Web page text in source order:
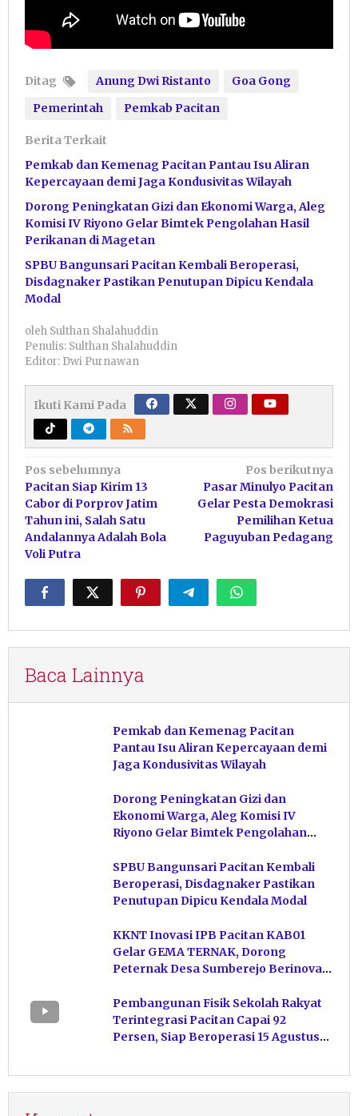
Ditag Anung Dwi Ristanto
Goa Gong
Pemerintah
Pemkab Pacitan
Berita Terkait
Pemkab dan Kemenag Pacitan Pantau Isu Aliran
Kepercayaan demi Jaga Kondusivitas Wilayah
Dorong Peningkatan Gizi dan Ekonomi Warga, Aleg
Komisi IV Riyono Gelar Bimtek Pengolahan Hasil
Perikanan di Magetan
SPBU Bangunsari Pacitan Kembali Beroperasi,
Disdagnaker Pastikan Penutupan Dipicu Kendala
Modal
oleh Sulthan Shalahuddin
Penulis: Sulthan Shalahuddin
Editor: Dwi Purnawan
Ikuti Kami Pada
Navigasi
pos
Pos sebelumnya
Pacitan Siap Kirim 13
Cabor di Porprov Jatim
Tahun ini, Salah Satu
Andalannya Adalah Bola
Voli Putra
Pos berikutnya
Pasar Minulyo Pacitan
Gelar Pesta Demokrasi
Pemilihan Ketua
Paguyuban Pedagang
Baca Lainnya
Pemkab dan Kemenag Pacitan
Pantau Isu Aliran Kepercayaan demi
Jaga Kondusivitas Wilayah
Dorong Peningkatan Gizi dan
Ekonomi Warga, Aleg Komisi IV
Riyono Gelar Bimtek Pengolahan
SPBU Bangunsari Pacitan Kembali
Beroperasi, Disdagnaker Pastikan
Penutupan Dipicu Kendala Modal
KKNT Inovasi IPB Pacitan KAB01
Gelar GEMA TERNAK, Dorong
Peternak Desa Sumberejo Berinovasi
Pembangunan Fisik Sekolah Rakyat
Terintegrasi Pacitan Capai 92
Persen, Siap Beroperasi 15 Agustus